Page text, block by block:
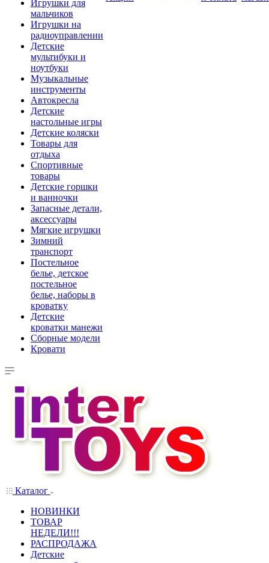
Игрушки для
мальчиков
Игрушки на
радиоуправлении
Детские
мультибуки и
ноутбуки
Музыкальные
инструменты
Автокресла
Детские
настольные игры
Детские коляски
Товары для
отдыха
Спортивные
товары
Детские горшки
и ванночки
Запасные детали,
аксессуары
Мягкие игрушки
Зимний
транспорт
Постельное
белье, детское
постельное
белье, наборы в
кроватку
Детские
кроватки манежи
Сборные модели
Кровати
Каталог
НОВИНКИ
ТОВАР
НЕДЕЛИ!!!
РАСПРОДАЖА
Детские